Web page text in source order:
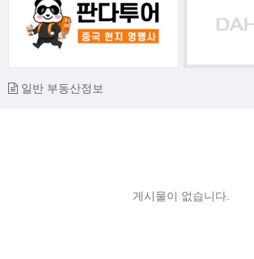
일반 부동산정보
게시물이 없습니다.